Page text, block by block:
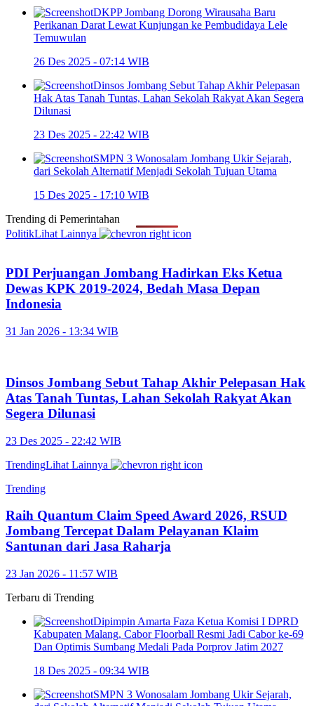
DKPP Jombang Dorong Wirausaha Baru
Perikanan Darat Lewat Kunjungan ke Pembudidaya Lele
Temuwulan
26 Des 2025 - 07:14 WIB
Dinsos Jombang Sebut Tahap Akhir Pelepasan
Hak Atas Tanah Tuntas, Lahan Sekolah Rakyat Akan Segera
Dilunasi
23 Des 2025 - 22:42 WIB
SMPN 3 Wonosalam Jombang Ukir Sejarah,
dari Sekolah Alternatif Menjadi Sekolah Tujuan Utama
15 Des 2025 - 17:10 WIB
Trending di Pemerintahan
PolitikLihat Lainnya
PDI Perjuangan Jombang Hadirkan Eks Ketua
Dewas KPK 2019-2024, Bedah Masa Depan
Indonesia
31 Jan 2026 - 13:34 WIB
Dinsos Jombang Sebut Tahap Akhir Pelepasan Hak
Atas Tanah Tuntas, Lahan Sekolah Rakyat Akan
Segera Dilunasi
23 Des 2025 - 22:42 WIB
TrendingLihat Lainnya
Trending
Raih Quantum Claim Speed Award 2026, RSUD
Jombang Tercepat Dalam Pelayanan Klaim
Santunan dari Jasa Raharja
23 Jan 2026 - 11:57 WIB
Terbaru di Trending
Dipimpin Amarta Faza Ketua Komisi I DPRD
Kabupaten Malang, Cabor Floorball Resmi Jadi Cabor ke-69
Dan Optimis Sumbang Medali Pada Porprov Jatim 2027
18 Des 2025 - 09:34 WIB
SMPN 3 Wonosalam Jombang Ukir Sejarah,